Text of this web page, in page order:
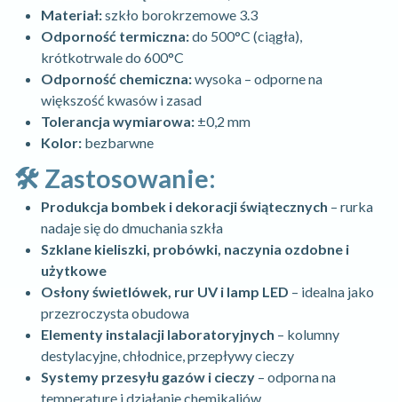
Materiał:szkło borokrzemowe 3.3
Odporność termiczna:do 500°C (ciągła),
krótkotrwale do 600°C
Odporność chemiczna:wysoka – odporne na
większość kwasów i zasad
Tolerancja wymiarowa: ±0,2 mm
Kolor: bezbarwne
🛠️ Zastosowanie:
Produkcja bombek i dekoracji świątecznych – rurka
nadaje się do dmuchania szkła
Szklane kieliszki, probówki, naczynia ozdobne i
użytkowe
Osłony świetlówek, rur UV i lamp LED – idealna jako
przezroczysta obudowa
Elementy instalacji laboratoryjnych – kolumny
destylacyjne, chłodnice, przepływy cieczy
Systemy przesyłu gazów i cieczy – odporna na
temperaturę i działanie chemikaliów